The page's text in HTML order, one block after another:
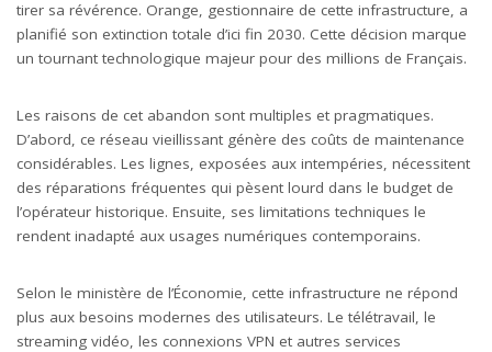
tirer sa révérence. Orange, gestionnaire de cette infrastructure, a
planifié son extinction totale d’ici fin 2030. Cette décision marque
un tournant technologique majeur pour des millions de Français.
Les raisons de cet abandon sont multiples et pragmatiques.
D’abord, ce réseau vieillissant génère des coûts de maintenance
considérables. Les lignes, exposées aux intempéries, nécessitent
des réparations fréquentes qui pèsent lourd dans le budget de
l’opérateur historique. Ensuite, ses limitations techniques le
rendent inadapté aux usages numériques contemporains.
Selon le ministère de l’Économie, cette infrastructure ne répond
plus aux besoins modernes des utilisateurs. Le télétravail, le
streaming vidéo, les connexions VPN et autres services